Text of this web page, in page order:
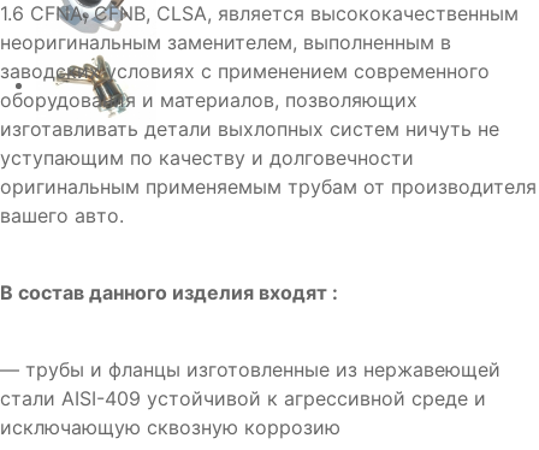
1.6 CFNA, CFNB, CLSA, является высококачественным
неоригинальным заменителем, выполненным в
заводских условиях с применением современного
оборудования и материалов, позволяющих
изготавливать детали выхлопных систем ничуть не
уступающим по качеству и долговечности
оригинальным применяемым трубам от производителя
вашего авто.
В состав данного изделия входят :
— трубы и фланцы изготовленные из нержавеющей
стали AISI-409 устойчивой к агрессивной среде и
исключающую сквозную коррозию